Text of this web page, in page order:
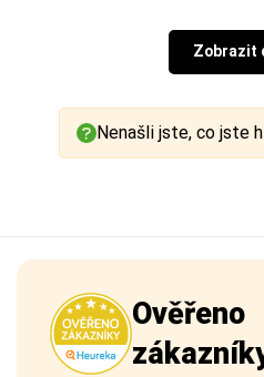
Nenašli jste, co jste
Zobrazit
Ověřeno